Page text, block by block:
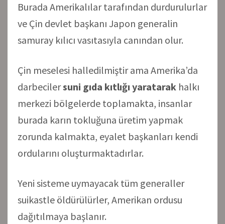
Burada Amerikalılar tarafından durdurulurlar
ve Çin devlet başkanı Japon generalin
samuray kılıcı vasıtasıyla canından olur.
Çin meselesi halledilmiştir ama Amerika’da
darbecilersuni gıda kıtlığı yaratarak halkı
merkezi bölgelerde toplamakta, insanlar
burada karın tokluğuna üretim yapmak
zorunda kalmakta, eyalet başkanları kendi
ordularını oluşturmaktadırlar.
Yeni sisteme uymayacak tüm generaller
suikastle öldürülürler, Amerikan ordusu
dağıtılmaya başlanır.